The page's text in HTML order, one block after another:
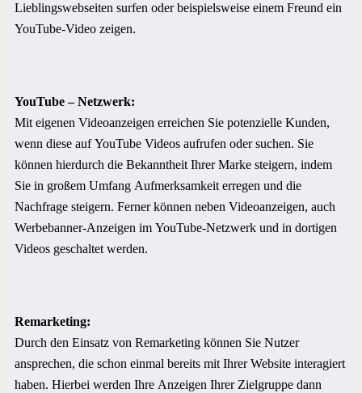
Lieblingswebseiten surfen oder beispielsweise einem Freund ein
YouTube-Video zeigen.
YouTube – Netzwerk:
Mit eigenen Videoanzeigen erreichen Sie potenzielle Kunden,
wenn diese auf YouTube Videos aufrufen oder suchen. Sie
können hierdurch die Bekanntheit Ihrer Marke steigern, indem
Sie in großem Umfang Aufmerksamkeit erregen und die
Nachfrage steigern. Ferner können neben Videoanzeigen, auch
Werbebanner-Anzeigen im YouTube-Netzwerk und in dortigen
Videos geschaltet werden.
Remarketing:
Durch den Einsatz von Remarketing können Sie Nutzer
ansprechen, die schon einmal bereits mit Ihrer Website interagiert
haben. Hierbei werden Ihre Anzeigen Ihrer Zielgruppe dann